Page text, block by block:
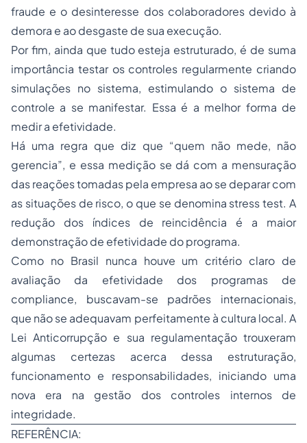
fraude e o desinteresse dos colaboradores devido à
demora e ao desgaste de sua execução.
Por fim, ainda que tudo esteja estruturado, é de suma
importância testar os controles regularmente criando
simulações no sistema, estimulando o sistema de
controle a se manifestar. Essa é a melhor forma de
medir a efetividade.
Há uma regra que diz que “quem não mede, não
gerencia”, e essa medição se dá com a mensuração
das reações tomadas pela empresa ao se deparar com
as situações de risco, o que se denomina stress test. A
redução dos índices de reincidência é a maior
demonstração de efetividade do programa.
Como no Brasil nunca houve um critério claro de
avaliação da efetividade dos programas de
compliance, buscavam-se padrões internacionais,
que não se adequavam perfeitamente à cultura local. A
Lei Anticorrupção e sua regulamentação trouxeram
algumas certezas acerca dessa estruturação,
funcionamento e responsabilidades, iniciando uma
nova era na gestão dos controles internos de
integridade.
REFERÊNCIA: